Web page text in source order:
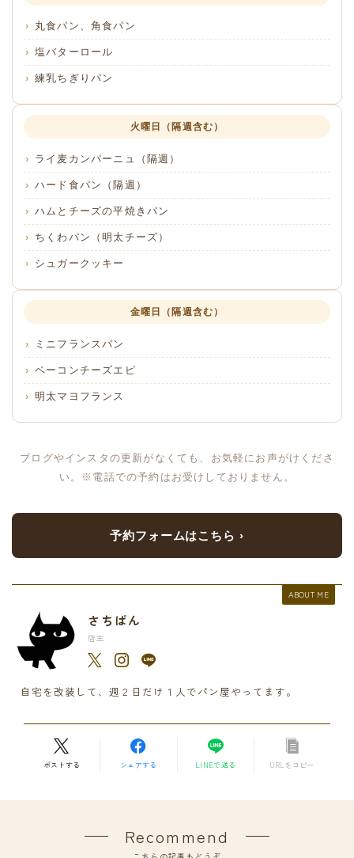
丸食パン、角食パン
塩バターロール
練乳ちぎりパン
火曜日（隔週含む）
ライ麦カンパーニュ（隔週）
ハード食パン（隔週）
ハムとチーズの平焼きパン
ちくわパン（明太チーズ）
シュガークッキー
金曜日（隔週含む）
ミニフランスパン
ベーコンチーズエピ
明太マヨフランス
ブログやインスタの更新がなくても、お気軽にお声がけくださ
い。※電話での予約はお受けしておりません。
予約フォームはこちら ›
ABOUT ME
さちぱん
店主
自宅を改装して、週２日だけ１人でパン屋やってます。
ポストする シェアする LINEで送る URLをコピー
Recommend